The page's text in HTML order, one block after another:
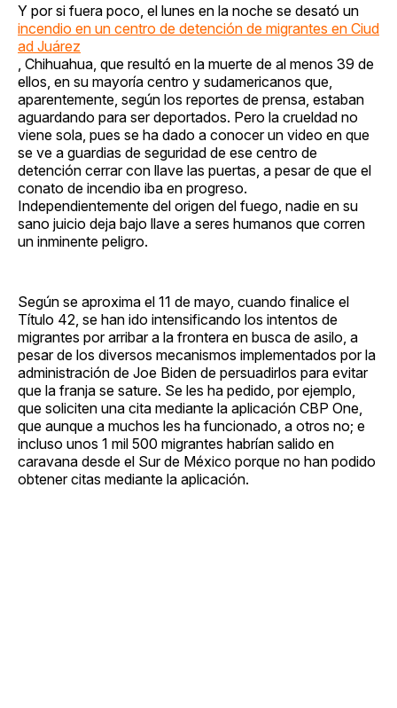
Y por si fuera poco, el lunes en la noche se desató un
incendio en un centro de detención de migrantes en Ciud
ad Juárez
, Chihuahua, que resultó en la muerte de al menos 39 de
ellos, en su mayoría centro y sudamericanos que,
aparentemente, según los reportes de prensa, estaban
aguardando para ser deportados. Pero la crueldad no
viene sola, pues se ha dado a conocer un video en que
se ve a guardias de seguridad de ese centro de
detención cerrar con llave las puertas, a pesar de que el
conato de incendio iba en progreso.
Independientemente del origen del fuego, nadie en su
sano juicio deja bajo llave a seres humanos que corren
un inminente peligro.
Según se aproxima el 11 de mayo, cuando finalice el
Título 42, se han ido intensificando los intentos de
migrantes por arribar a la frontera en busca de asilo, a
pesar de los diversos mecanismos implementados por la
administración de Joe Biden de persuadirlos para evitar
que la franja se sature. Se les ha pedido, por ejemplo,
que soliciten una cita mediante la aplicación CBP One,
que aunque a muchos les ha funcionado, a otros no; e
incluso unos 1 mil 500 migrantes habrían salido en
caravana desde el Sur de México porque no han podido
obtener citas mediante la aplicación.